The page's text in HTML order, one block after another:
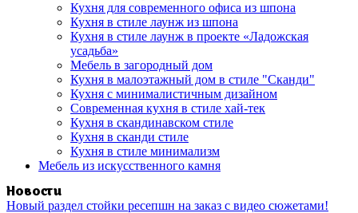
Кухня для современного офиса из шпона
Кухня в стиле лаунж из шпона
Кухня в стиле лаунж в проекте «Ладожская
усадьба»
Мебель в загородный дом
Кухня в малоэтажный дом в стиле "Сканди"
Кухня с минималистичным дизайном
Современная кухня в стиле хай-тек
Кухня в скандинавском стиле
Кухня в сканди стиле
Кухня в стиле минимализм
Мебель из искусственного камня
Новости
Новый раздел стойки ресепшн на заказ с видео сюжетами!